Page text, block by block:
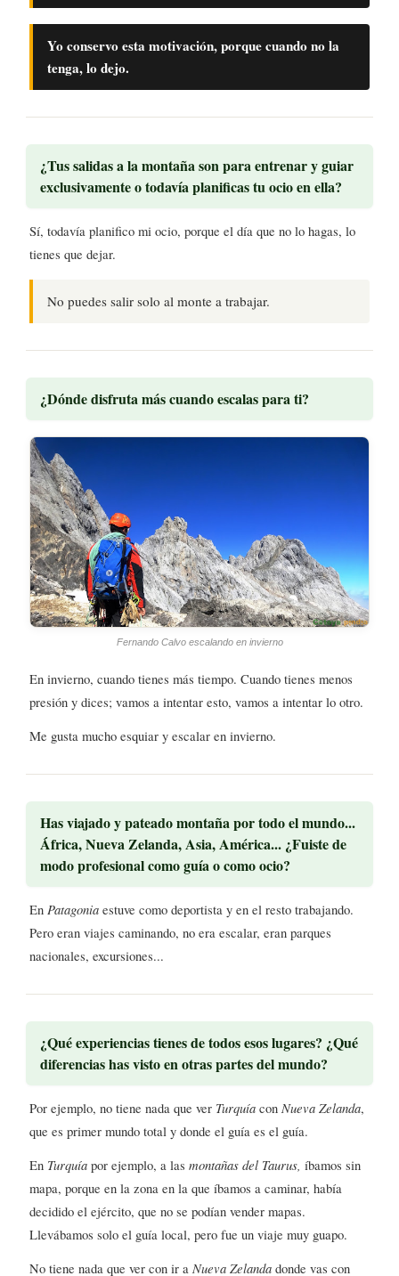
Yo conservo esta motivación, porque cuando no la
tenga, lo dejo.
¿Tus salidas a la montaña son para entrenar y guiar
exclusivamente o todavía planificas tu ocio en ella?
Sí, todavía planifico mi ocio, porque el día que no lo hagas, lo
tienes que dejar.
No puedes salir solo al monte a trabajar.
¿Dónde disfruta más cuando escalas para ti?
Fernando Calvo escalando en invierno
En invierno, cuando tienes más tiempo. Cuando tienes menos
presión y dices; vamos a intentar esto, vamos a intentar lo otro.
Me gusta mucho esquiar y escalar en invierno.
Has viajado y pateado montaña por todo el mundo...
África, Nueva Zelanda, Asia, América... ¿Fuiste de
modo profesional como guía o como ocio?
En Patagonia estuve como deportista y en el resto trabajando.
Pero eran viajes caminando, no era escalar, eran parques
nacionales, excursiones...
¿Qué experiencias tienes de todos esos lugares? ¿Qué
diferencias has visto en otras partes del mundo?
Por ejemplo, no tiene nada que ver Turquía con Nueva Zelanda,
que es primer mundo total y donde el guía es el guía.
En Turquía por ejemplo, a las montañas del Taurus, íbamos sin
mapa, porque en la zona en la que íbamos a caminar, había
decidido el ejército, que no se podían vender mapas.
Llevábamos solo el guía local, pero fue un viaje muy guapo.
No tiene nada que ver con ir a Nueva Zelanda donde vas con